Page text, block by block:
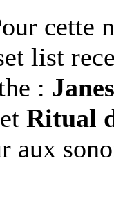
cette
list
:
Ritual
aux